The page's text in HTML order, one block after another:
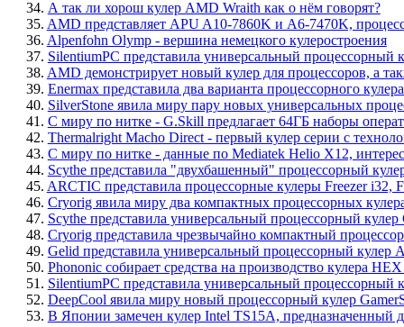
34. А так ли хорош кулер AMD Wraith как о нём говорят?
35. AMD представляет APU A10-7860K и A6-7470K,
36. Alpenfohn Olymp - вершина немецкого кулеростроения
37. SilentiumPC представила универсальный процессорный
38. AMD демонстрирует новый кулер для процессоров, а
39. Enermax представила два варианта процессорного
40. SilverStone явила миру пару новых универсальных
41. С миру по нитке - G.Skill предлагает 64ГБ наборы
42. Thermalright Macho Direct - первый кулер серии с
43. С миру по нитке - данные по Mediatek Helio X12,
44. Scythe представила "двухбашенный" процессорный
45. ARCTIC представила процессорные кулеры Freezer i32,
46. Cryorig явила миру два компактных процессорных
47. Scythe представила универсальный процессорный
48. Cryorig представила чрезвычайно компактный
49. Gelid представила универсальный процессорный кулер
50. Phononic собирает средства на производство кулера
51. SilentiumPC представила универсальный процессорный
52. DeepCool явила миру новый процессорный кулер
53. В Японии замечен кулер Intel TS15A, предназначенный